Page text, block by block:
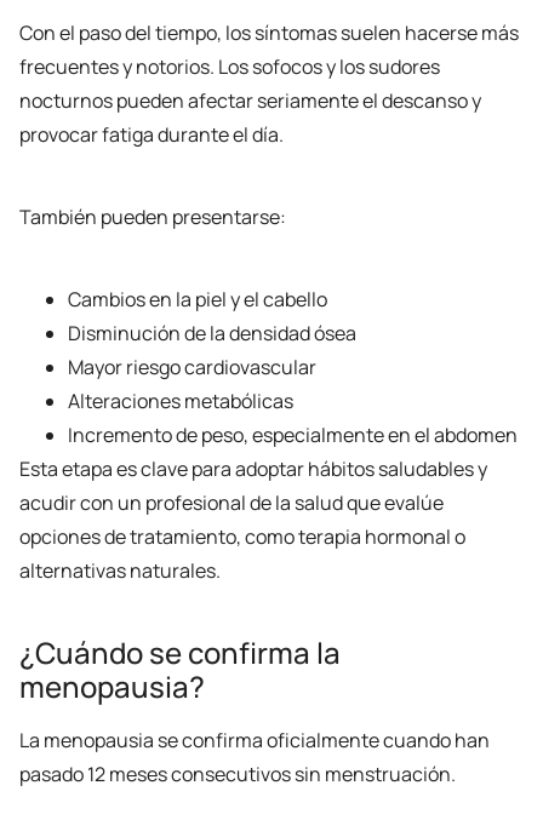
Con el paso del tiempo, los síntomas suelen hacerse más
frecuentes y notorios. Los sofocos y los sudores
nocturnos pueden afectar seriamente el descanso y
provocar fatiga durante el día.
También pueden presentarse:
Cambios en la piel y el cabello
Disminución de la densidad ósea
Mayor riesgo cardiovascular
Alteraciones metabólicas
Incremento de peso, especialmente en el abdomen
Esta etapa es clave para adoptar hábitos saludables y
acudir con un profesional de la salud que evalúe
opciones de tratamiento, como terapia hormonal o
alternativas naturales.
¿Cuándo se confirma la
menopausia?
La menopausia se confirma oficialmente cuando han
pasado 12 meses consecutivos sin menstruación.